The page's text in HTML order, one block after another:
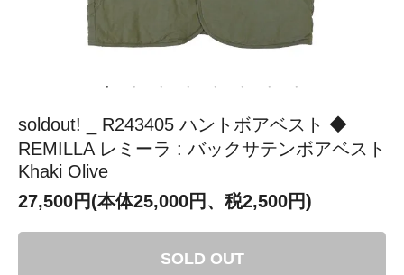
soldout! _ R243405 ハントボアベスト ◆
REMILLA レミーラ : バックサテンボアベスト
Khaki Olive
27,500円(本体25,000円、税2,500円)
SOLD OUT